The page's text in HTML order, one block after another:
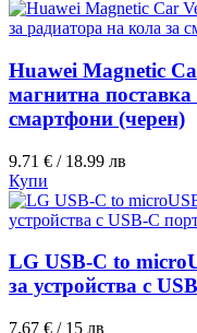
Huawei Magnetic
магнитна
смартфони (черен)
9.71 € / 18.99 лв
Купи
LG USB-C to
за устройства с
7.67 € / 15 лв